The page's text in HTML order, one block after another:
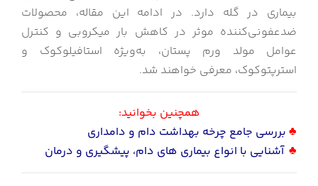
بیماری در گله دارد. در ادامه این مقاله، محصولات
ضدعفونی‌کننده موثر در کاهش بار میکروبی و کنترل
عوامل مولد ورم پستان، به‌ویژه استافیلوکوک و
استرپتوکوک، معرفی خواهند شد.
همچنین بخوانید:
♣ بررسی جامع چرخه بهداشت دام و دامداری
♣ آشنایی با انواع بیماری های دام، پیشگیری و درمان